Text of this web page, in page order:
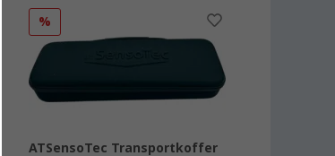
%
ATSensoTec Transportkoffer